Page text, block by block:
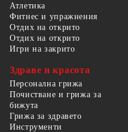
Атлетика
Фитнес и упражнения
Отдих на открито
Отдих на открито
Игри на закрито
Здраве и красота
Персонална грижа
Почистване и грижа за
бижута
Грижа за здравето
Инструменти